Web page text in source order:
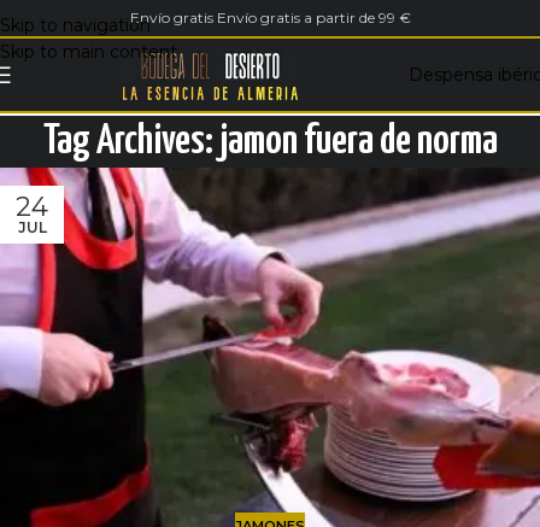
Skip to navigation
Skip to main content
Envío gratis Envío gratis a partir de 99 €
Despensa
Tag Archives: jamon fuera de norma
24
JUL